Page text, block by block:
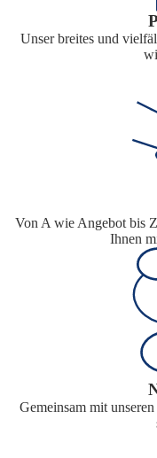
Unser breites und
Von A wie Angebot bis
Ihnen
Gemeinsam mit